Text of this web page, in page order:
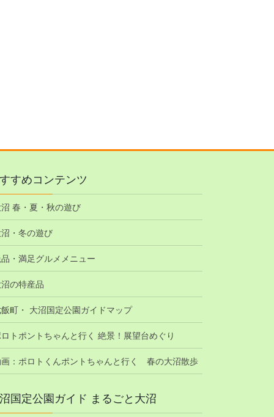
すめコンテンツ
春・夏・秋の遊び
・冬の遊び
・満足グルメメニュー
の特産品
町・ 大沼国定公園ガイドマップ
トポントちゃんと行く 絶景！展望台めぐり
：ポロトくんポントちゃんと行く 春の大沼散歩
国定公園ガイド まるごと大沼